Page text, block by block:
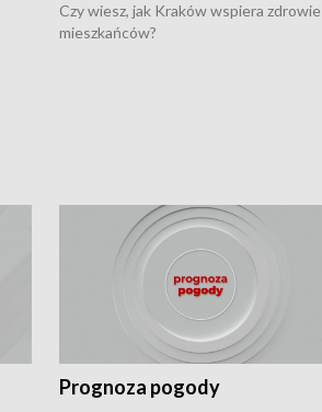
Czy wiesz, jak Kraków wspiera zdrowie
mieszkańców?
Prognoza pogody